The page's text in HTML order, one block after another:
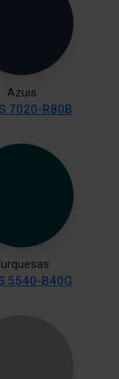
Azuis
7020-R80B
5540-B40G